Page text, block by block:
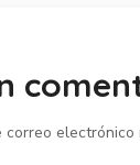
correo electrónico